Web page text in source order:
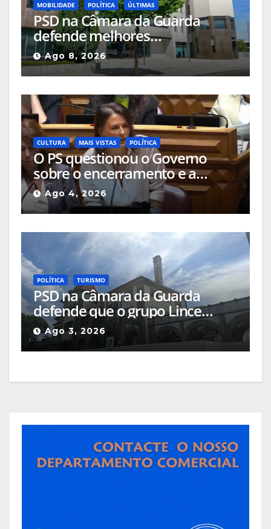
MOBILIDADE POLÍTICA ÚLTIMAS
PSD na Câmara da Guarda
defende melhores
acessibilidades para pessoas
com mobilidade reduzida nos
locais públicos ou até nas
passadeiras
Ago 8, 2026
CULTURA MAIS VISTAS POLÍTICA
O PS questionou o Governo
sobre o encerramento e a
alteração de uso das salas de
cinema da Guarda
Ago 4, 2026
POLÍTICA TURISMO
PSD na Câmara da Guarda
defende que o grupo Lince
deveria apresentar, na cidade, o
projeto que pretende
implementar no Hotel Turismo
Ago 3, 2026